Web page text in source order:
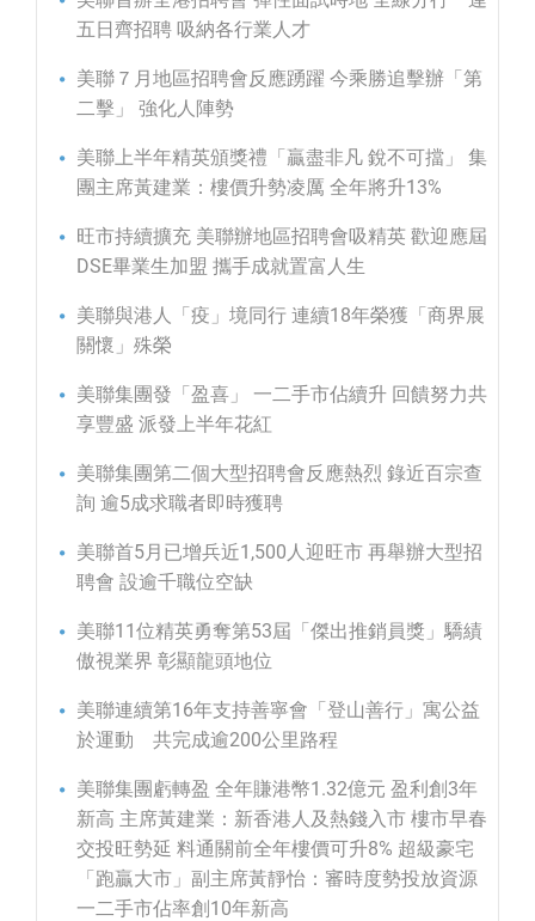
五日齊招聘 吸納各行業人才
美聯７月地區招聘會反應踴躍 今乘勝追擊辦「第
二擊」 強化人陣勢
美聯上半年精英頒獎禮「贏盡非凡 銳不可擋」 集
團主席黃建業：樓價升勢凌厲 全年將升13%
旺市持續擴充 美聯辦地區招聘會吸精英 歡迎應屆
DSE畢業生加盟 攜手成就置富人生
美聯與港人「疫」境同行 連續18年榮獲「商界展
關懷」殊榮
美聯集團發「盈喜」 一二手市佔續升 回饋努力共
享豐盛 派發上半年花紅
美聯集團第二個大型招聘會反應熱烈 錄近百宗查
詢 逾5成求職者即時獲聘
美聯首5月已增兵近1,500人迎旺市 再舉辦大型招
聘會 設逾千職位空缺
美聯11位精英勇奪第53屆「傑出推銷員獎」驕績
傲視業界 彰顯龍頭地位
美聯連續第16年支持善寧會「登山善行」寓公益
於運動 共完成逾200公里路程
美聯集團虧轉盈 全年賺港幣1.32億元 盈利創3年
新高 主席黃建業：新香港人及熱錢入市 樓市早春
交投旺勢延 料通關前全年樓價可升8% 超級豪宅
「跑贏大市」副主席黃靜怡：審時度勢投放資源
一二手市佔率創10年新高